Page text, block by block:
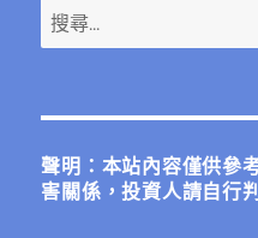
搜
尋
鍵
聲明：本站內容僅供參
害關係，投資人請自行